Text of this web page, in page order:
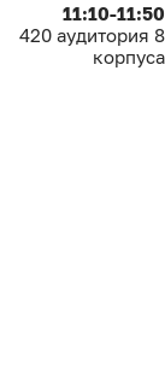
11:10-11:50
420 аудитория 8
корпуса